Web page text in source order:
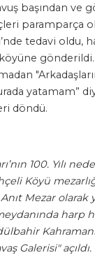
başından ve
paramparça
tedavi oldu,
yatamam”
döndü.
100. Yılı
Köyü
Anıt Mezar
harp
Galerisi" açıldı.